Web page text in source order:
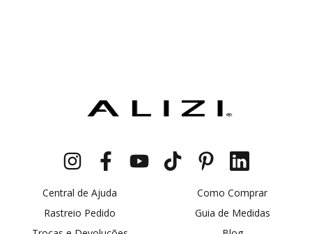
Central de Ajuda
Rastreio Pedido
Como Comprar
Guia de Medidas